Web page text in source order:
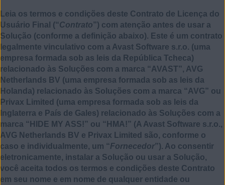
Leia os termos e condições deste Contrato de Licença do
Usuário Final (“Contrato”) com atenção antes de usar a
Solução (conforme a definição abaixo). Este é um contrato
legalmente vinculativo com a Avast Software s.r.o. (uma
empresa formada sob as leis da República Tcheca)
relacionado às Soluções com a marca “AVAST”, AVG
Netherlands BV (uma empresa formada sob as leis da
Holanda) relacionado às Soluções com a marca “AVG” ou
Privax Limited (uma empresa formada sob as leis da
Inglaterra e País de Gales) relacionado às Soluções com a
marca “HIDE MY ASS!” ou “HMA!” (A Avast Software s.r.o.,
AVG Netherlands BV e Privax Limited são, conforme o
caso e individualmente, um “Fornecedor”). Ao consentir
eletronicamente, instalar a Solução ou usar a Solução,
você aceita todos os termos e condições deste Contrato
em seu nome e em nome de qualquer entidade ou